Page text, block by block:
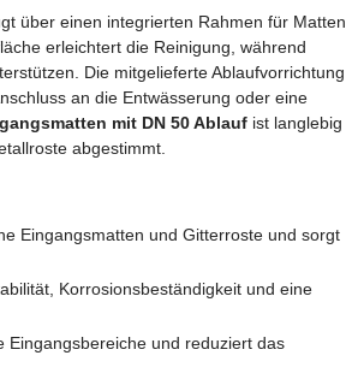
über einen integrierten Rahmen für Matten
erleichtert die Reinigung, während
Die mitgelieferte Ablaufvorrichtung
an die Entwässerung oder eine
mit DN 50 Ablauf ist langlebig
abgestimmt.
Eingangsmatten und Gitterroste und sorgt
Korrosionsbeständigkeit und eine
Eingangsbereiche und reduziert das